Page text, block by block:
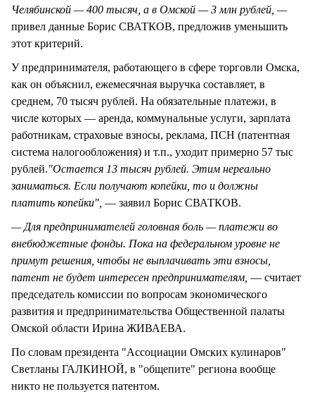
Челябинской — 400 тысяч, а в Омской — 3 млн рублей, —
привел данные Борис СВАТКОВ, предложив уменьшить
этот критерий.
У предпринимателя, работающего в сфере торговли Омска,
как он объяснил, ежемесячная выручка составляет, в
среднем, 70 тысяч рублей. На обязательные платежи, в
числе которых — аренда, коммунальные услуги, зарплата
работникам, страховые взносы, реклама, ПСН (патентная
система налогообложения) и т.п., уходит примерно 57 тыс
рублей."Остается 13 тысяч рублей. Этим нереально
заниматься. Если получают копейки, то и должны
платить копейки", — заявил Борис СВАТКОВ.
— Для предпринимателей головная боль — платежи во
внебюджетные фонды. Пока на федеральном уровне не
примут решения, чтобы не выплачивать эти взносы,
патент не будет интересен предпринимателям, — считает
председатель комиссии по вопросам экономического
развития и предпринимательства Общественной палаты
Омской области Ирина ЖИВАЕВА.
По словам президента "Ассоциации Омских кулинаров"
Светланы ГАЛКИНОЙ, в "общепите" региона вообще
никто не пользуется патентом.